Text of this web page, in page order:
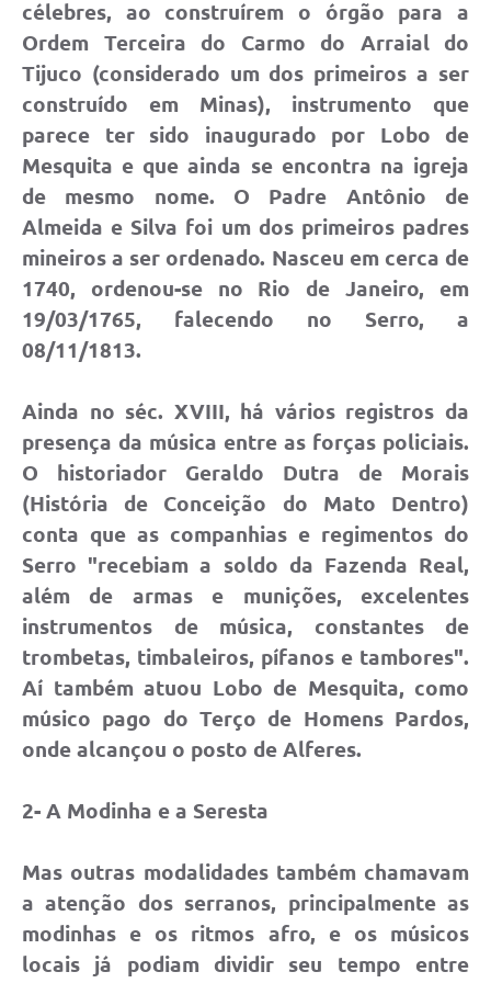
célebres, ao construírem o órgão para a
Ordem Terceira do Carmo do Arraial do
Tijuco (considerado um dos primeiros a ser
construído em Minas), instrumento que
parece ter sido inaugurado por Lobo de
Mesquita e que ainda se encontra na igreja
de mesmo nome. O Padre Antônio de
Almeida e Silva foi um dos primeiros padres
mineiros a ser ordenado. Nasceu em cerca de
1740, ordenou-se no Rio de Janeiro, em
19/03/1765, falecendo no Serro, a
08/11/1813.
Ainda no séc. XVIII, há vários registros da
presença da música entre as forças policiais.
O historiador Geraldo Dutra de Morais
(História de Conceição do Mato Dentro)
conta que as companhias e regimentos do
Serro "recebiam a soldo da Fazenda Real,
além de armas e munições, excelentes
instrumentos de música, constantes de
trombetas, timbaleiros, pífanos e tambores".
Aí também atuou Lobo de Mesquita, como
músico pago do Terço de Homens Pardos,
onde alcançou o posto de Alferes.
2- A Modinha e a Seresta
Mas outras modalidades também chamavam
a atenção dos serranos, principalmente as
modinhas e os ritmos afro, e os músicos
locais já podiam dividir seu tempo entre